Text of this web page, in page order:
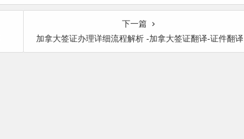
下一篇
加拿大签证办理详细流程解析 -加拿大签证翻译-证件翻译